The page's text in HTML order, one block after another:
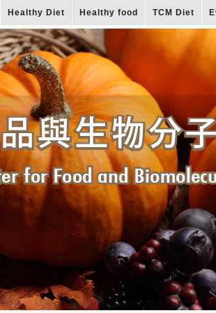
Healthy Diet Healthy food TCM Diet